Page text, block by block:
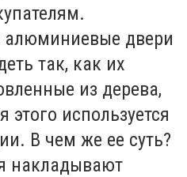
алюминиевые двери
так, как их
из дерева,
используется
В чем же ее суть?
накладывают